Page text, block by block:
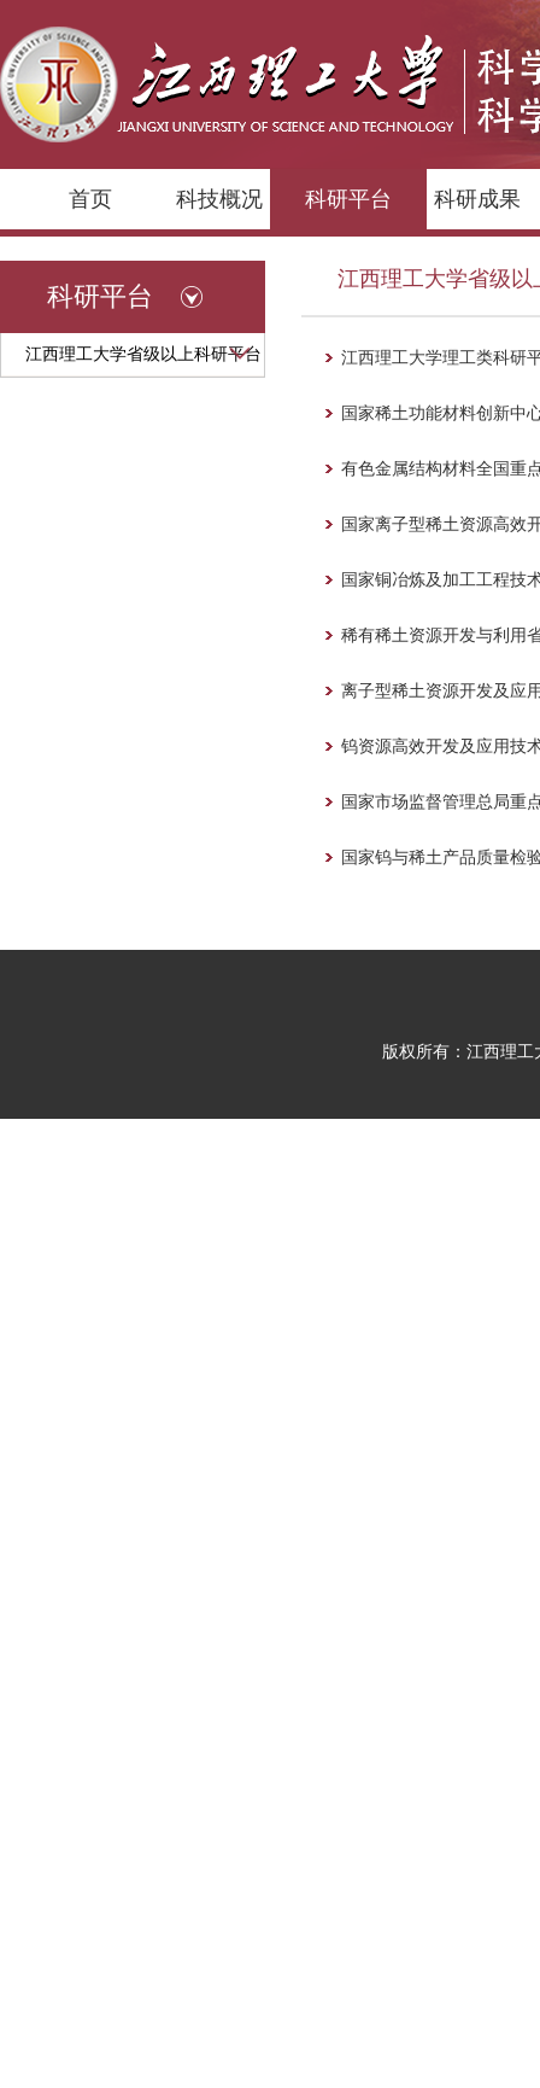
首页 科技概况 科研平台 科研成果
科研平台
江西理工大学省级以上科研平台
江西理工大学省级以
江西理工大学理工类科研
国家稀土功能材料创新中
有色金属结构材料全国重
国家离子型稀土资源高效
国家铜冶炼及加工工程技
稀有稀土资源开发与利用
离子型稀土资源开发及应
钨资源高效开发及应用技
国家市场监督管理总局重
国家钨与稀土产品质量检
版权所有：江西理